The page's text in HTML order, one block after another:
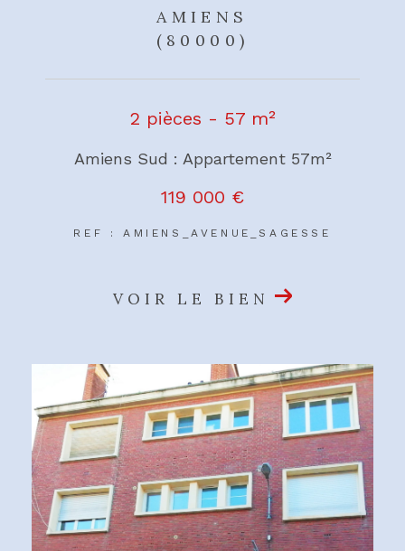
AMIENS
(80000)
2 pièces - 57 m²
Amiens Sud : Appartement 57m²
119 000 €
REF : AMIENS_AVENUE_SAGESSE
VOIR LE BIEN